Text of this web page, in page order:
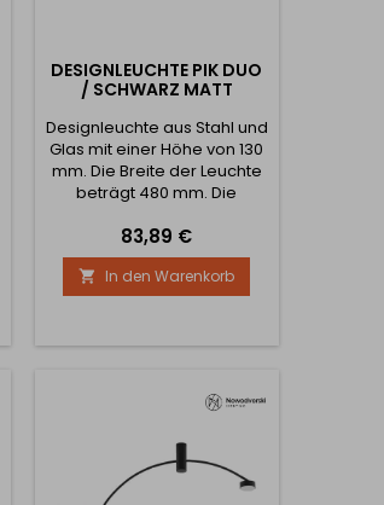
DESIGNLEUCHTE PIK DUO
/ SCHWARZ MATT
Designleuchte aus Stahl und
Glas mit einer Höhe von 130
mm. Die Breite der Leuchte
beträgt 480 mm. Die
Kann mit anderen Lampen
aus der gleichen Kollektion
kombiniert werden.
Preis
83,89 €
 In den Warenkorb